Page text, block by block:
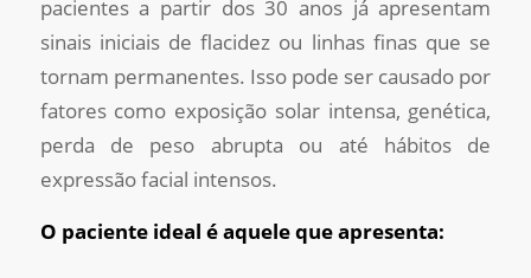
pacientes a partir dos 30 anos já apresentam
sinais iniciais de flacidez ou linhas finas que se
tornam permanentes. Isso pode ser causado por
fatores como exposição solar intensa, genética,
perda de peso abrupta ou até hábitos de
expressão facial intensos.
O paciente ideal é aquele que apresenta: